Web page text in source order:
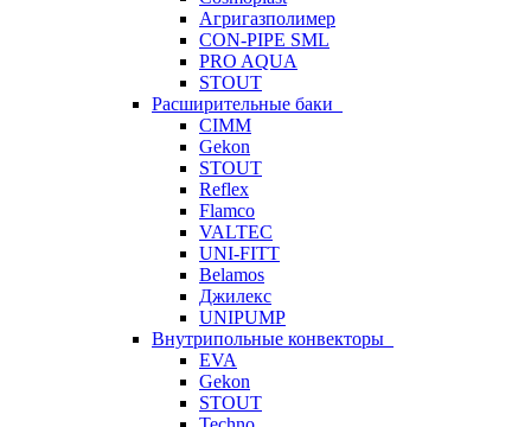
Агригазполимер
CON-PIPE SML
PRO AQUA
STOUT
Расширительные баки
CIMM
Gekon
STOUT
Reflex
Flamco
VALTEC
UNI-FITT
Belamos
Джилекс
UNIPUMP
Внутрипольные конвекторы
EVA
Gekon
STOUT